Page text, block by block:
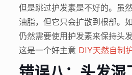
但是跳过护发素是不好的。虽
油脂，但它只会扩散到根部。
仍然需要使用护发素来保持头
这是一个好主意 DIY天然自制